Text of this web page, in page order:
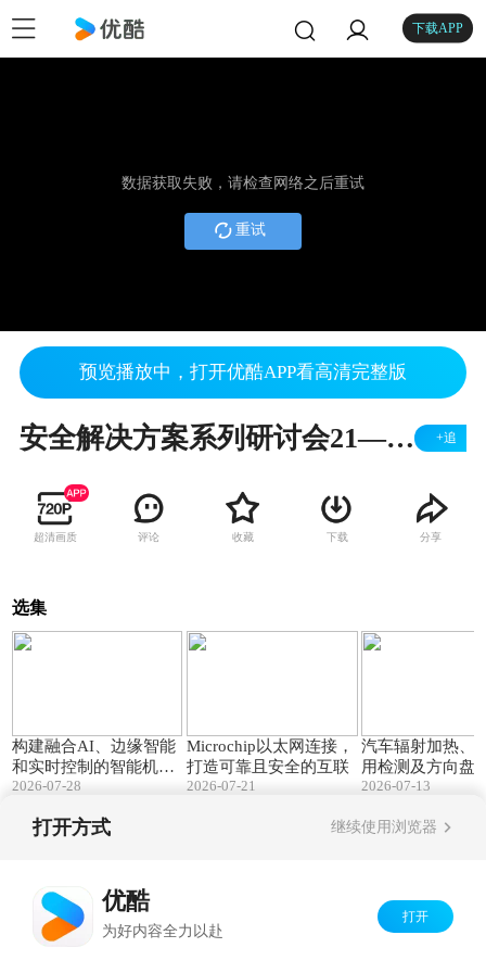
下载APP
数据获取失败，请检查网络之后重试
重试
预览播放中，打开优酷APP看高清完整版
安全解决方案系列研讨会21——利用TA100-VAO对ADAS和IVI系统的CAN FD进行安全引导和消息身份验证 +追
超清画质 评论 收藏 下载 分享
选集
构建融合AI、边缘智能
和实时控制的智能机器
人
2026-07-28
Microchip以太网连接，
打造可靠且安全的互联
2026-07-21
汽车辐射加热、
用检测及方向盘
测和加热的低成
2026-07-13
打开方式 继续使用浏览器
优酷
为好内容全力以赴
打开